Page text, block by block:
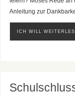
Anleitung zur
ICH WILL